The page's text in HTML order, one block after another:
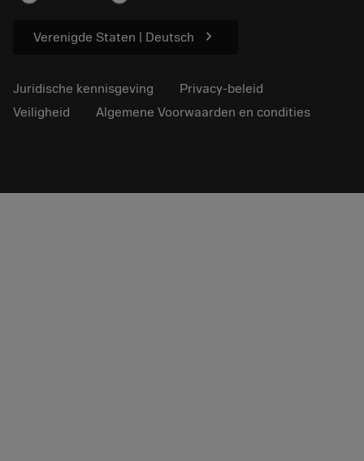
Voor de pers
Verenigde Staten | Deutsch chevron_right
Juridische kennisgeving
Privacy-beleid
Veiligheid
Algemene Voorwaarden en condities